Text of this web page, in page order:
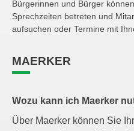
Bürgerinnen und Bürger
Sprechzeiten betreten und
aufsuchen oder Termine mit
MAERKER
Wozu kann ich Maerker
Über Maerker können Sie